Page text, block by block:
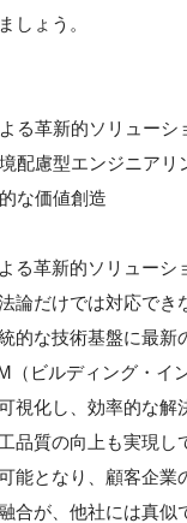
しょう。
る革新的ソリューシ
配慮型エンジニアリ
な価値創造
る革新的ソリューシ
論だけでは対応で
的な技術基盤に最
（ビルディング・
視化し、効率的な
品質の向上も実現
能となり、顧客企
合が、他社には真似